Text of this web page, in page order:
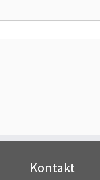
Kontakt